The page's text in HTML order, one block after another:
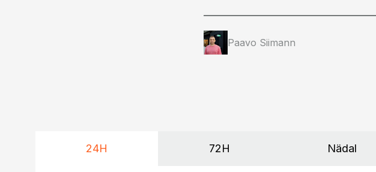
Paavo Siimann
24H 72H Nädal